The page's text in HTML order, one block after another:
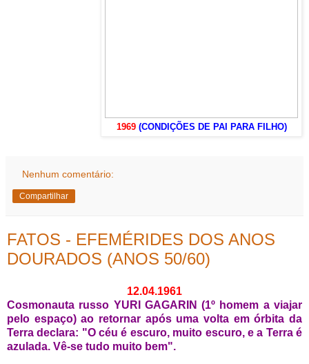
1969 (CONDIÇÕES DE PAI PARA FILHO)
Nenhum comentário:
Compartilhar
FATOS - EFEMÉRIDES DOS ANOS
DOURADOS (ANOS 50/60)
12.04.1961
Cosmonauta russo YURI GAGARIN (1º homem a viajar
pelo espaço) ao retornar após uma volta em órbita da
Terra declara: "O céu é escuro, muito escuro, e a Terra é
azulada. Vê-se tudo muito bem".